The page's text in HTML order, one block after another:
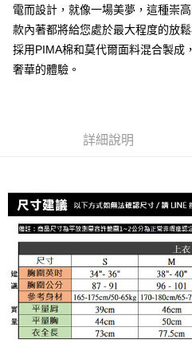
AFTEE先享後付
相關說明
【關於「AFTEE先享後付」】
便利好安心！
【「AFTEE先享後付」結帳流程】
３．收到繳費通知簡訊後14天內，點擊
ATM／網路銀行／等多元方式進行付款
※ 請注意：結帳手續完成當下不需立刻
購買商品的店家。未經商家同意取消之
後付繳納相關費用。
※ 交易是否成功請以「AFTEE先享後付
是否繳費成功／繳費後需取消欲退款等
客戶支援中心」https://
【注意事項】
ATM付款
每筆NT$80，滿NT$1,200(含以上)免
每筆NT$80，滿NT$1,200(含以上)
7-11取貨付款
每筆NT$80，滿NT$1,200(含以上)
付款後7-11取貨
每筆NT$80，滿NT$1,200(含以上)
宅配
電而設計，就像一場美夢，這種崇
款內著都將給您處於最大程度的放
採用PIMA棉和莫代爾面料混合製成
奢華的體驗。
詳細說明